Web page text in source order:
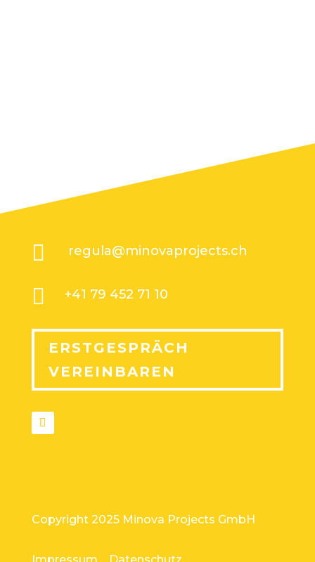
 regula@minovaprojects.ch
 +41 79 452 71 10
ERSTGESPRÄCH
VEREINBAREN
Copyright 2025 Minova Projects GmbH